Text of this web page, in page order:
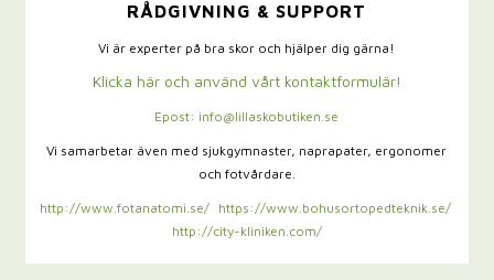
RÅDGIVNING & SUPPORT
Vi är experter på bra skor och hjälper dig gärna!
Klicka här och använd vårt kontaktformulär!
Epost: info@lillaskobutiken.se
Vi samarbetar även med sjukgymnaster, naprapater, ergonomer
och fotvårdare.
http://www.fotanatomi.se/
https://www.bohusortopedteknik.se/
http://city-kliniken.com/